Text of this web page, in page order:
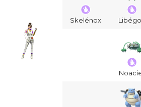
Skelénox